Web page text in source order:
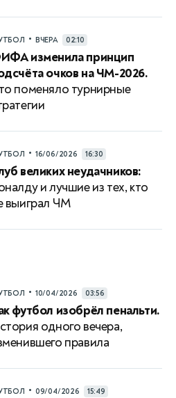
• ВЧЕРА 02:10
изменила принцип
очков на ЧМ-2026.
поменяло турнирные
• 16/06/2026 16:30
великих неудачников:
и лучшие из тех, кто
выиграл ЧМ
• 10/04/2026 03:56
футбол изобрёл пенальти.
одного вечера,
правила
• 09/04/2026 15:49